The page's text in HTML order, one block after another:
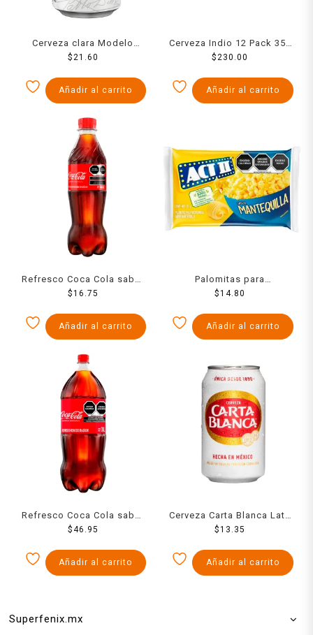
Cerveza clara Modelo
Especial 355 ml
$21.60
Añadir al carrito
Cerveza Indio 12 Pack 355
Ml
$230.00
Añadir al carrito
Refresco Coca Cola sabor
original de 400 ml
$16.75
Añadir al carrito
Palomitas para
microondas ACT II
$14.80
Añadir al carrito
Refresco Coca Cola sabor
original 3 l
$46.95
Añadir al carrito
Cerveza Carta Blanca Lata
12 Ozs
$13.35
Añadir al carrito
Superfenix.mx